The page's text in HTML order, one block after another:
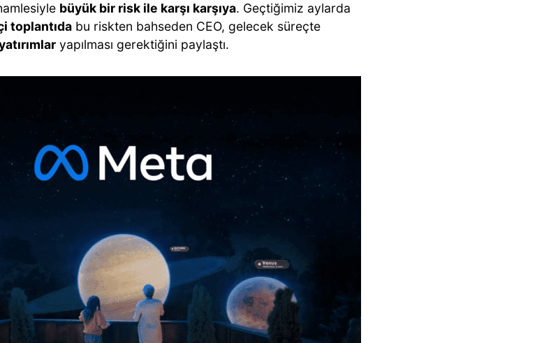
büyük bir risk ile karşı karşıya. Geçtiğimiz aylarda
toplantıda bu riskten bahseden CEO, gelecek süreçte
yapılması gerektiğini paylaştı.